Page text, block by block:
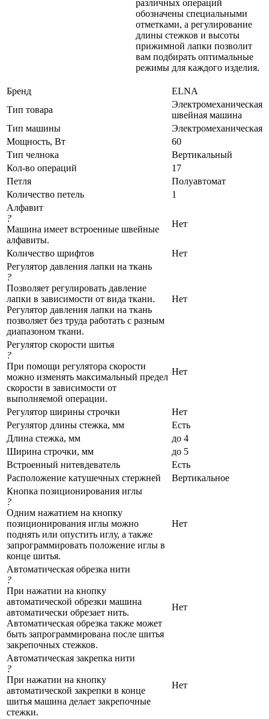
различных операций
обозначены специальными
отметками, а регулирование
длины стежков и высоты
прижимной лапки позволит
вам подбирать оптимальные
режимы для каждого изделия.
Бренд
ELNA
Тип товара
Электромеханическая
швейная машина
Тип машины
Электромеханическая
Мощность, Вт
60
Тип челнока
Вертикальный
Кол-во операций
17
Петля
Полуавтомат
Количество петель
1
Алфавит
?
Машина имеет встроенные швейные
алфавиты.
Нет
Количество шрифтов
Нет
Регулятор давления лапки на ткань
?
Позволяет регулировать давление
лапки в зависимости от вида ткани.
Регулятор давления лапки на ткань
позволяет без труда работать с разным
диапазоном ткани.
Нет
Регулятор скорости шитья
?
При помощи регулятора скорости
можно изменять максимальный предел
скорости в зависимости от
выполняемой операции.
Нет
Регулятор ширины строчки
Нет
Регулятор длины стежка, мм
Есть
Длина стежка, мм
до 4
Ширина строчки, мм
до 5
Встроенный нитевдеватель
Есть
Расположение катушечных стержней
Вертикальное
Кнопка позиционирования иглы
?
Одним нажатием на кнопку
позиционирования иглы можно
поднять или опустить иглу, а также
запрограммировать положение иглы в
конце шитья.
Нет
Автоматическая обрезка нити
?
При нажатии на кнопку
автоматической обрезки машина
автоматически обрезает нить.
Автоматическая обрезка также может
быть запрограммирована после шитья
закрепочных стежков.
Нет
Автоматическая закрепка нити
?
При нажатии на кнопку
автоматической закрепки в конце
шитья машина делает закрепочные
стежки.
Нет